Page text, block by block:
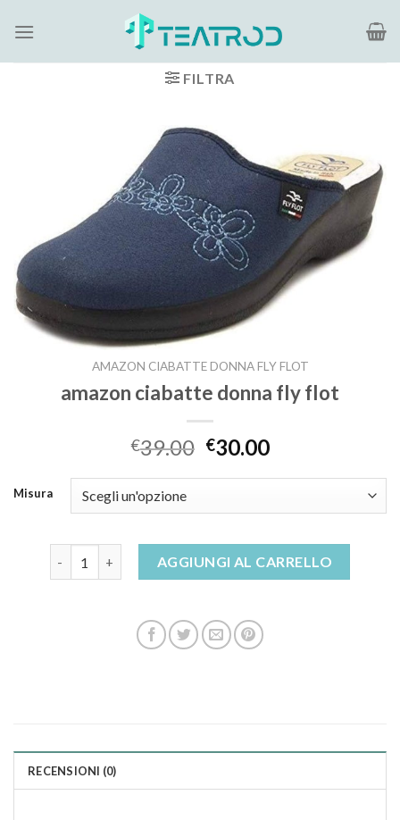
FILTRA
AMAZON CIABATTE DONNA FLY FLOT
amazon ciabatte donna fly flot
€39.00 €30.00
Misura
AGGIUNGI AL CARRELLO
RECENSIONI (0)